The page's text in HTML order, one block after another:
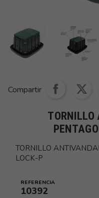
Compartir
TORNILLO
LOCK-P
REFERENCIA
10392